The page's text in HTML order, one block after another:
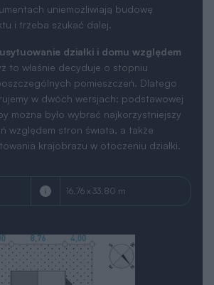
uniemożliwiają budowę
i trzeba szukać dalej.
usytuowanie działki i domu względem
to właśnie decyduje o stopniu
pomieszczeń. Dlatego
w dwóch wersjach: podstawowej
można było wybrać najkorzystniejszy
względem stron świata, a także
krajobrazu w otoczeniu działki.
16.76 x 33.80 m